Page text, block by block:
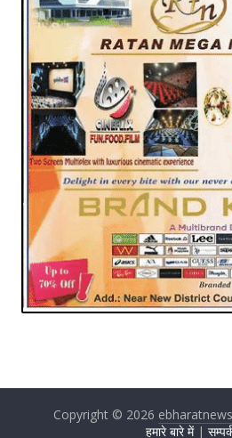
Copyright © 2026 ebharatnews
हमारे बारे में|